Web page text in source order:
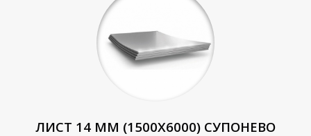
ЛИСТ 14 ММ (1500Х6000) СУПОНЕВО